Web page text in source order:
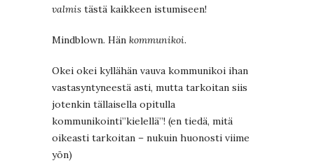
valmis tästä kaikkeen istumiseen!
Mindblown. Hän kommunikoi.
Okei okei kyllähän vauva kommunikoi ihan
vastasyntyneestä asti, mutta tarkoitan siis
jotenkin tällaisella opitulla
kommunikointi”kielellä”! (en tiedä, mitä
oikeasti tarkoitan – nukuin huonosti viime
yön)